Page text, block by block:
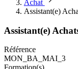
Achat
Assistant(e)
Assistant(e)
Référence
MON_BA_MAI_3